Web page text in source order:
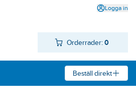
Logga in
Orderrader: 0
Beställ direkt